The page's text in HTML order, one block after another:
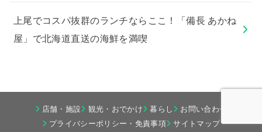
上尾でコスパ抜群のランチならここ！「備長 あかね
屋」で北海道直送の海鮮を満喫
店舗・施設 観光・おでかけ 暮らし
お問い合わせ
プライバシーポリシー・免責事項
サイトマップ